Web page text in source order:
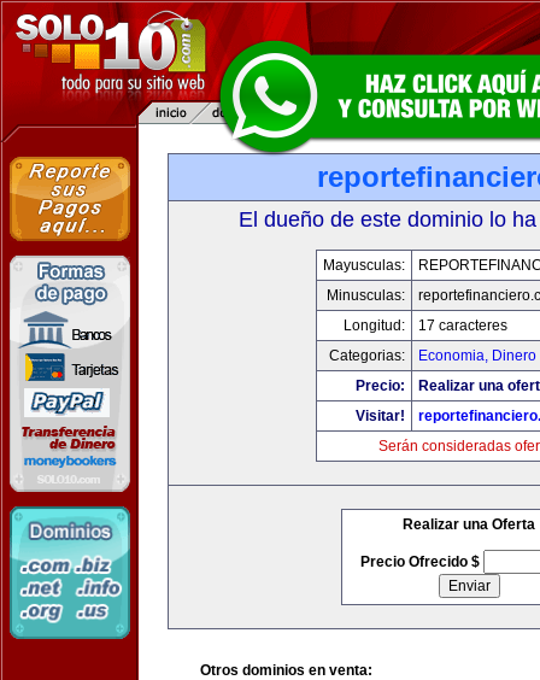
El dueño de este dominio lo
Mayusculas:
Minusculas:
Longitud:
17 caracteres
Categorias:
Economia,
Precio:
Realizar una
Visitar!
Serán consideradas
Realizar una Oferta
Precio Ofrecido $
Otros dominios en venta: